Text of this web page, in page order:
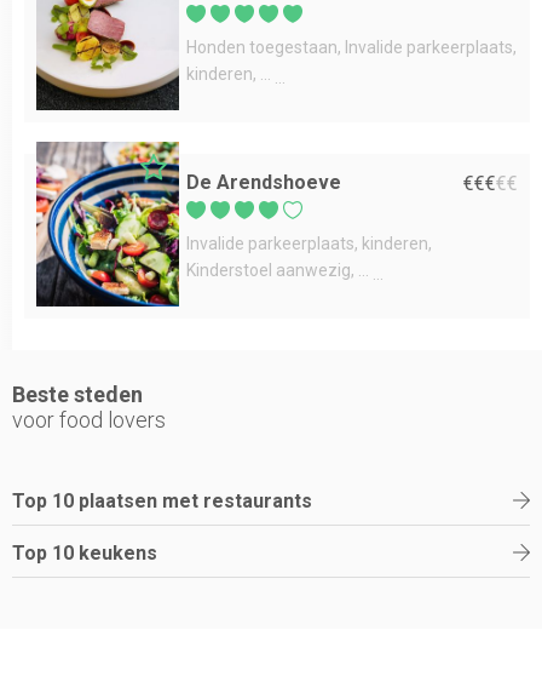
Honden toegestaan
Invalide parkeerplaats
kinderen
De Arendshoeve €€€€€
Invalide parkeerplaats kinderen
Kinderstoel aanwezig
Beste steden
voor food lovers
Top 10 plaatsen met restaurants
Top 10 keukens